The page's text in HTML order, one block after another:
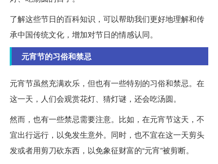
了解这些节日的百科知识，可以帮助我们更好地理解和传
承中国传统文化，增加对节日的情感认同。
元宵节的习俗和禁忌
元宵节虽然充满欢乐，但也有一些特别的习俗和禁忌。在
这一天，人们会观赏花灯、猜灯谜，还会吃汤圆。
然而，也有一些禁忌需要注意。比如，在元宵节这天，不
宜出行远行，以免发生意外。同时，也不宜在这一天剪头
发或者用剪刀砍东西，以免象征财富的“元宵”被剪断。